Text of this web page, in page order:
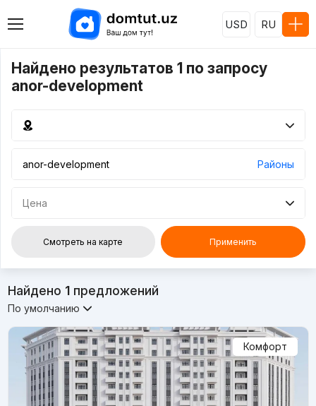
USD RU
Найдено результатов 1 по запросу
anor-development
Районы
Цена
Смотреть на карте Применить
Найдено 1предложений
По умолчанию
Комфорт